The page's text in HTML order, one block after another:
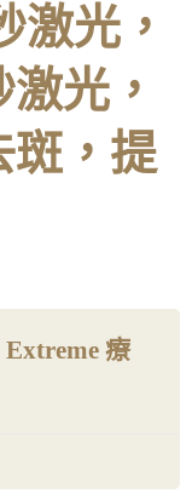
激光，
光，
斑，提
療